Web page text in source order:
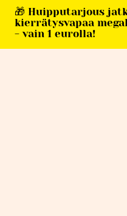
🎁 Huipputarjous
kierrätysvapaa
- vain 1 eurolla!